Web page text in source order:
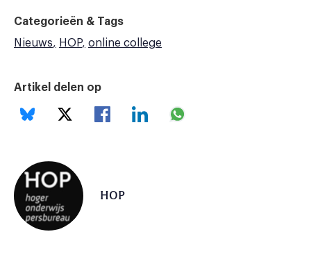
Categorieën & Tags
Nieuws
HOP online college
Artikel delen op
HOP